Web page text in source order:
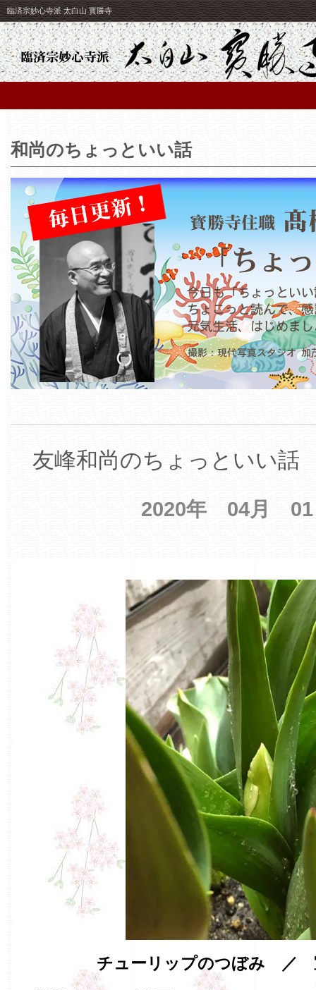
臨済宗妙心寺派 太白山 寳勝寺
和尚のちょっといい話
友峰和尚のちょっといい話
2020年 04月
チューリップのつぼみ ／